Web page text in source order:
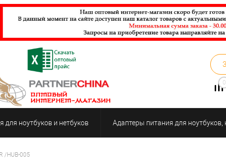
0
ноутбуков и нетбуков Адаптеры питания для ноутбуков,
/HUB-005